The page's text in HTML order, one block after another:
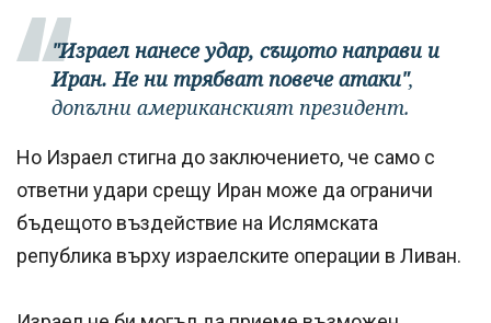
"Израел нанесе удар, същото направи и
Иран. Не ни трябват повече атаки",
допълни американският президент.
Но Израел стигна до заключението, че само с
ответни удари срещу Иран може да ограничи
бъдещото въздействие на Ислямската
република върху израелските операции в Ливан.